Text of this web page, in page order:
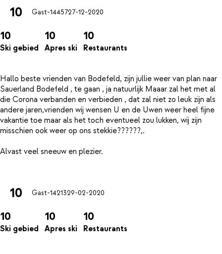
10 Gast-1445727-12-2020
10
Ski gebied
10
Apres ski
10
Restaurants
Hallo beste vrienden van Bodefeld, zijn jullie weer van plan naar
Sauerland Bodefeld , te gaan , ja natuurlijk Maaar zal het met al
die Corona verbanden en verbieden , dat zal niet zo leuk zijn als
andere jaren,vrienden wij wensen U en de Uwen weer heel fijne
vakantie toe maar als het toch eventueel zou lukken, wij zijn
misschien ook weer op ons stekkie??????,.
Alvast veel sneeuw en plezier.
10 Gast-1421329-02-2020
10
Ski gebied
10
Apres ski
10
Restaurants